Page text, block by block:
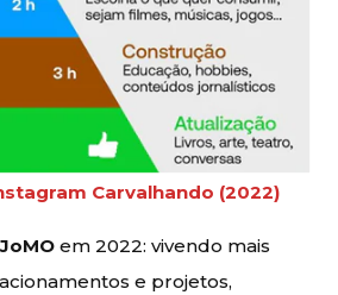
Carvalhando (2022)
JoMO em 2022: vivendo mais
e projetos,